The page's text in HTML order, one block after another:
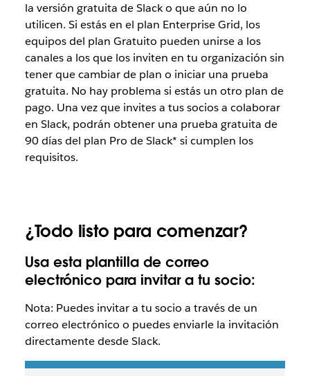
la versión gratuita de Slack o que aún no lo
utilicen. Si estás en el plan Enterprise Grid, los
equipos del plan Gratuito pueden unirse a los
canales a los que los inviten en tu organización sin
tener que cambiar de plan o iniciar una prueba
gratuita. No hay problema si estás un otro plan de
pago. Una vez que invites a tus socios a colaborar
en Slack, podrán obtener una prueba gratuita de
90 días del plan Pro de Slack* si cumplen los
requisitos.
¿Todo listo para comenzar?
Usa esta plantilla de correo
electrónico para invitar a tu socio:
Nota: Puedes invitar a tu socio a través de un
correo electrónico o puedes enviarle la invitación
directamente desde Slack.